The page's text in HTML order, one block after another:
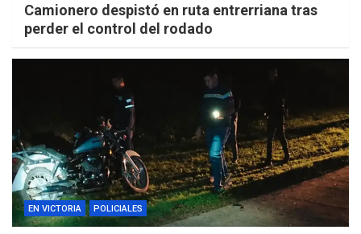
Camionero despistó en ruta entrerriana tras
perder el control del rodado
EN VICTORIA POLICIALES